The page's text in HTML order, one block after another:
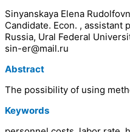
Sinyanskaya Elena
Candidate. Econ. , assistant
Russia, Ural Federal
sin-er@mail.ru
Abstract
The possibility of using
Keywords